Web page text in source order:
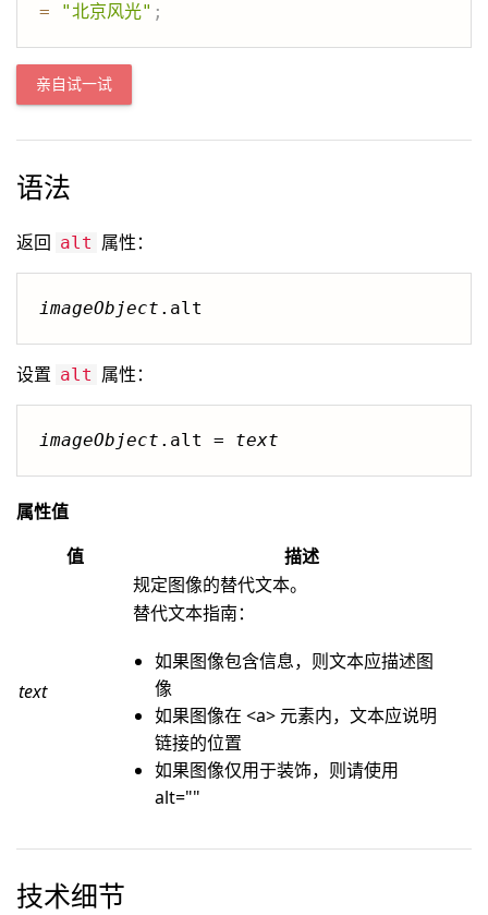
=
"北京风光" ;
亲自试一试
语法
返回 alt 属性：
imageObject .alt
设置 alt 属性：
imageObject .alt = text
属性值
值
描述
text
规定图像的替代文本。
替代文本指南：
如果图像包含信息，则文本应描述图
像
如果图像在 <a> 元素内，文本应说明
链接的位置
如果图像仅用于装饰，则请使用
alt=""
技术细节